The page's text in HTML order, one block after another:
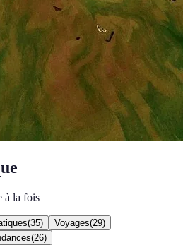
à la fois
(35) Voyages(29)
(26)